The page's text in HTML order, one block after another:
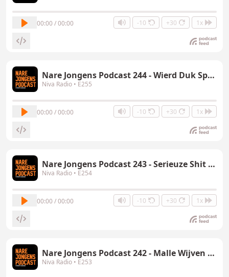
00:00 / 00:00 -10 +30 1x
Nare Jongens Podcast 244 - Wierd Duk Special
Niva Radio • E255
00:00 / 00:00 -10 +30 1x
Nare Jongens Podcast 243 - Serieuze Shit Special
Niva Radio • E254
00:00 / 00:00 -10 +30 1x
Nare Jongens Podcast 242 - Malle Wijven Special
Niva Radio • E253